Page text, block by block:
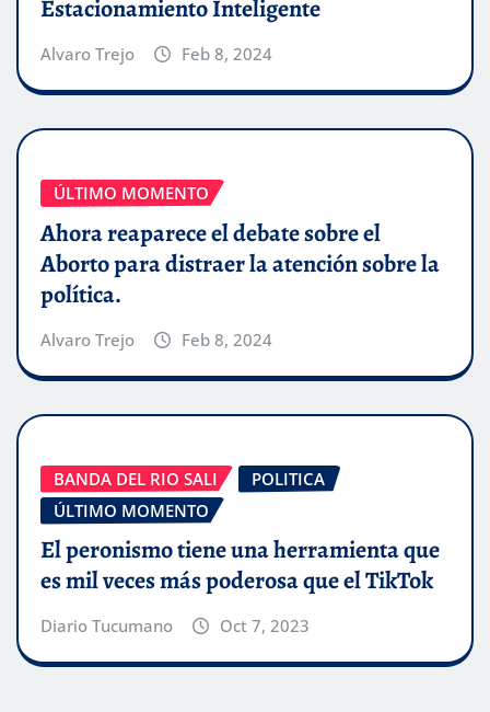
Estacionamiento Inteligente
Alvaro Trejo Feb 8, 2024
ÚLTIMO MOMENTO
Ahora reaparece el debate sobre el
Aborto para distraer la atención sobre la
política.
Alvaro Trejo Feb 8, 2024
BANDA DEL RIO SALI
POLITICA
ÚLTIMO MOMENTO
El peronismo tiene una herramienta que
es mil veces más poderosa que el TikTok
Diario Tucumano Oct 7, 2023